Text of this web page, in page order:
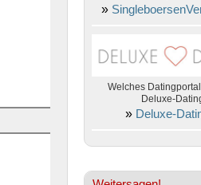
»
Welches
Deluxe-
» Deluxe-